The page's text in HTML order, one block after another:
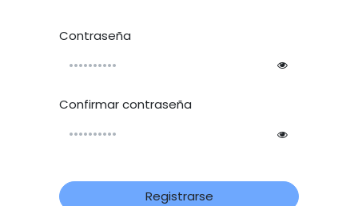
Contraseña
Confirmar contraseña
Registrarse